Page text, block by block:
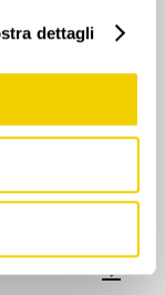
dettagli